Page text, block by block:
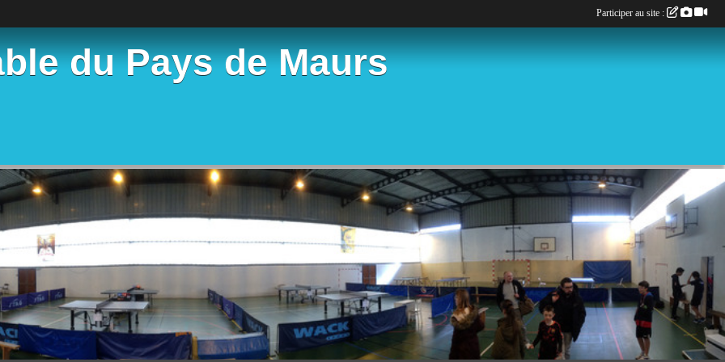
du Pays de Maurs
Participer au site :